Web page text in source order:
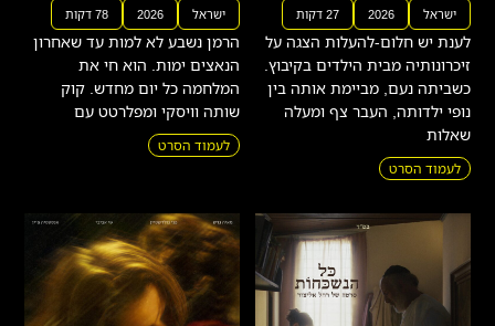
ישראל 2026 27 דקות
לענת יש חלום-להעלות הצגה על
זיכרונותיה מבית הילדים בקיבוץ.
כשביתה נעם, מביימת אותה בין
נופי ילדותה, העבר צף ומעלה
שאלות
לעמוד הסרט
ישראל 2026 78 דקות
הרמן נשבע לא למות עד שאחרון
הנאצים ימות. הוא חי את
המלחמה כל יום מחדש. קוק
שותה וויסקי ומפלרטט עם
לעמוד הסרט